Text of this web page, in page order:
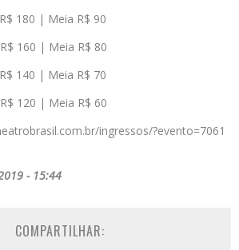
180 | Meia R$ 90
160 | Meia R$ 80
140 | Meia R$ 70
120 | Meia R$ 60
ingressos/?evento=7061
- 15:44
COMPARTILHAR: